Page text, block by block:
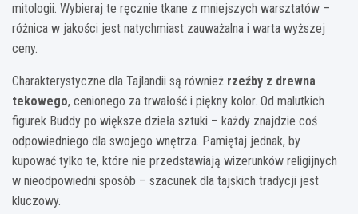
mitologii. Wybieraj te ręcznie tkane z mniejszych warsztatów –
różnica w jakości jest natychmiast zauważalna i warta wyższej
ceny.
Charakterystyczne dla Tajlandii są również rzeźby z drewna
tekowego, cenionego za trwałość i piękny kolor. Od malutkich
figurek Buddy po większe dzieła sztuki – każdy znajdzie coś
odpowiedniego dla swojego wnętrza. Pamiętaj jednak, by
kupować tylko te, które nie przedstawiają wizerunków religijnych
w nieodpowiedni sposób – szacunek dla tajskich tradycji jest
kluczowy.